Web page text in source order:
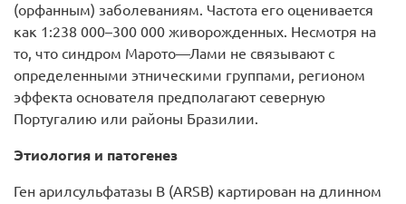
(орфанным) заболеваниям. Частота его оценивается
как 1:238 000–300 000 живорожденных. Несмотря на
то, что синдром Марото—Лами не связывают с
определенными этническими группами, регионом
эффекта основателя предполагают северную
Португалию или районы Бразилии.
Этиология и патогенез
Ген арилсульфатазы В (ARSB) картирован на длинном